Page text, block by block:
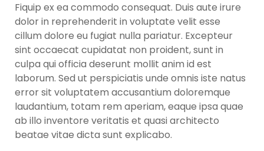
Fiquip ex ea commodo consequat. Duis aute irure
dolor in reprehenderit in voluptate velit esse
cillum dolore eu fugiat nulla pariatur. Excepteur
sint occaecat cupidatat non proident, sunt in
culpa qui officia deserunt mollit anim id est
laborum. Sed ut perspiciatis unde omnis iste natus
error sit voluptatem accusantium doloremque
laudantium, totam rem aperiam, eaque ipsa quae
ab illo inventore veritatis et quasi architecto
beatae vitae dicta sunt explicabo.